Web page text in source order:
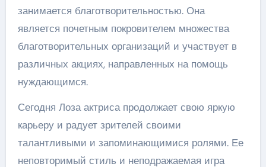
занимается благотворительностью. Она
является почетным покровителем множества
благотворительных организаций и участвует в
различных акциях, направленных на помощь
нуждающимся.
Сегодня Лоза актриса продолжает свою яркую
карьеру и радует зрителей своими
талантливыми и запоминающимися ролями. Ее
неповторимый стиль и неподражаемая игра